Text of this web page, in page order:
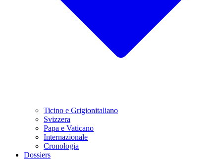
Ticino e Grigionitaliano
Svizzera
Papa e Vaticano
Internazionale
Cronologia
Dossiers